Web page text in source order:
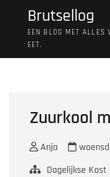
Brutsellog
EEN BLOG MET
EET.
Zuurkool
Anja
Dagelijkse Kost